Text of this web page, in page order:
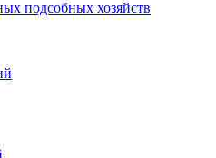
подсобных хозяйств